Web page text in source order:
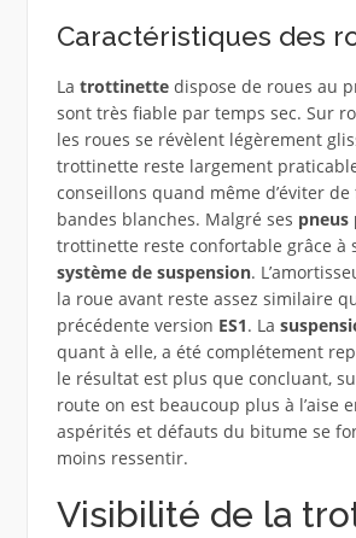
Caractéristiques des
La trottinettedispose de roues au
sont très fiable par temps sec. Sur
les roues se révèlent légèrement
trottinette reste largement
conseillons quand même d’éviter
bandes blanches. Malgré ses pneus
trottinette reste confortable grâce à
système de suspension.
la roue avant reste assez similaire
précédente version ES1. La
quant à elle, a été complétement
le résultat est plus que concluant,
route on est beaucoup plus à l’aise
aspérités et défauts du bitume se
moins ressentir.
Visibilité de la